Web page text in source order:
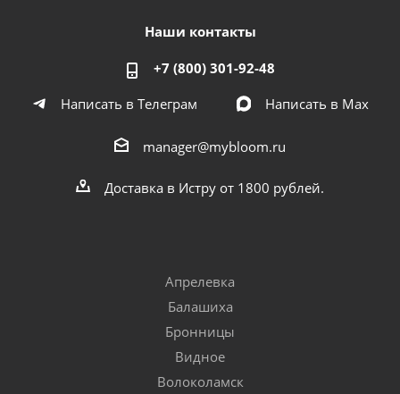
Наши контакты
+7 (800) 301-92-48
Написать в Телеграм
Написать в Мах
manager@mybloom.ru
Доставка в Истру от 1800 рублей.
Апрелевка
Балашиха
Бронницы
Видное
Волоколамск